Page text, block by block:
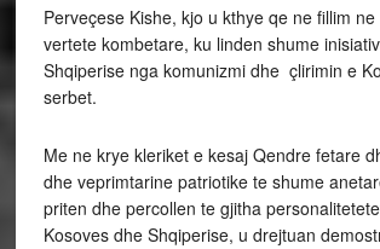
Perveçese Kishe, kjo u kthye qe ne fillim
vertete kombetare, ku linden shume
Shqiperise nga komunizmi dhe çlirimin e
serbet.
Me ne krye kleriket e kesaj Qendre fetare
dhe veprimtarine patriotike te shume
priten dhe percollen te gjitha
Kosoves dhe Shqiperise, u drejtuan